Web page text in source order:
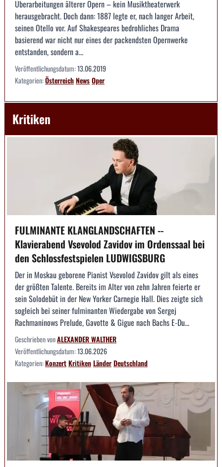
Überarbeitungen älterer Opern – kein Musiktheaterwerk
herausgebracht. Doch dann: 1887 legte er, nach langer Arbeit,
seinen Otello vor. Auf Shakespeares bedrohliches Drama
basierend war nicht nur eines der packendsten Opernwerke
entstanden, sondern a...
Veröffentlichungsdatum:13.06.2019
Kategorien:ÖsterreichNewsOper
Kritiken
FULMINANTE KLANGLANDSCHAFTEN --
Klavierabend Vsevolod Zavidov im Ordenssaal bei
den Schlossfestspielen LUDWIGSBURG
Der in Moskau geborene Pianist Vsevolod Zavidov gilt als eines
der größten Talente. Bereits im Alter von zehn Jahren feierte er
sein Solodebüt in der New Yorker Carnegie Hall. Dies zeigte sich
sogleich bei seiner fulminanten Wiedergabe von Sergej
Rachmaninows Prelude, Gavotte & Gigue nach Bachs E-Du...
Geschrieben vonALEXANDER WALTHER
Veröffentlichungsdatum:13.06.2026
Kategorien:KonzertKritikenLänderDeutschland